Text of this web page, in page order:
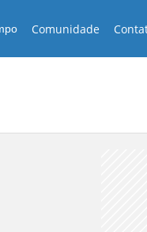
Comunidade